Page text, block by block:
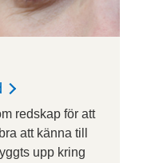
redskap för att
att känna till
upp kring